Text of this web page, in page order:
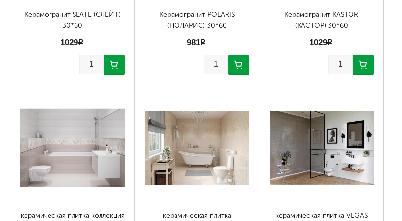
Керамогранит SLATE (СЛЕЙТ)
30*60
1029p
Керамогранит POLARIS
(ПОЛАРИС) 30*60
981p
Керамогранит KASTOR
(КАСТОР) 30*60
1029p
керамическая плитка коллекция
керамическая плитка
керамическая плитка VEGAS